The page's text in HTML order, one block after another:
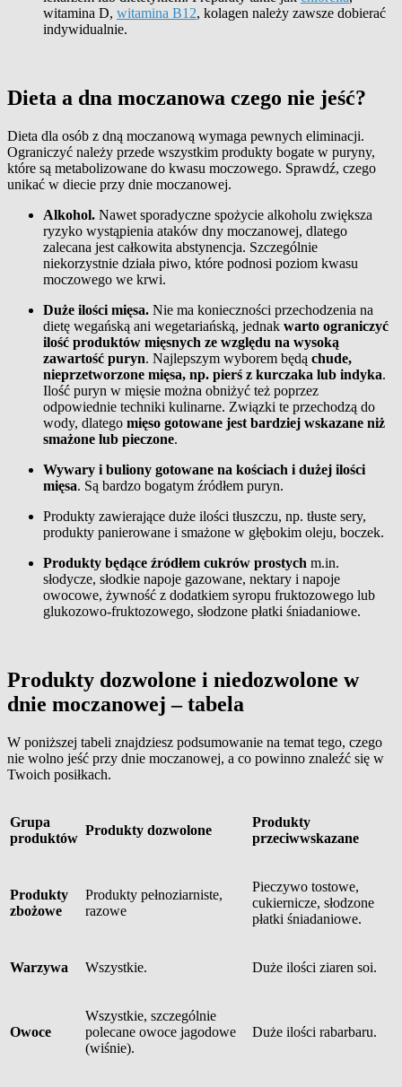
witamina D, witamina B12, kolagen należy zawsze dobierać
indywidualnie.
Dieta a dna moczanowa czego nie jeść?
Dieta dla osób z dną moczanową wymaga pewnych eliminacji.
Ograniczyć należy przede wszystkim produkty bogate w puryny,
które są metabolizowane do kwasu moczowego. Sprawdź, czego
unikać w diecie przy dnie moczanowej.
Alkohol. Nawet sporadyczne spożycie alkoholu zwiększa
ryzyko wystąpienia ataków dny moczanowej, dlatego
zalecana jest całkowita abstynencja. Szczególnie
niekorzystnie działa piwo, które podnosi poziom kwasu
moczowego we krwi.
Duże ilości mięsa. Nie ma konieczności przechodzenia na
dietę wegańską ani wegetariańską, jednak warto ograniczyć
ilość produktów mięsnych ze względu na wysoką
zawartość puryn. Najlepszym wyborem będą chude,
nieprzetworzone mięsa, np. pierś z kurczaka lub indyka.
Ilość puryn w mięsie można obniżyć też poprzez
odpowiednie techniki kulinarne. Związki te przechodzą do
wody, dlatego mięso gotowane jest bardziej wskazane niż
smażone lub pieczone.
Wywary i buliony gotowane na kościach i dużej ilości
mięsa. Są bardzo bogatym źródłem puryn.
Produkty zawierające duże ilości tłuszczu, np. tłuste sery,
produkty panierowane i smażone w głębokim oleju, boczek.
Produkty będące źródłem cukrów prostych m.in.
słodycze, słodkie napoje gazowane, nektary i napoje
owocowe, żywność z dodatkiem syropu fruktozowego lub
glukozowo-fruktozowego, słodzone płatki śniadaniowe.
Produkty dozwolone i niedozwolone w
dnie moczanowej – tabela
W poniższej tabeli znajdziesz podsumowanie na temat tego, czego
nie wolno jeść przy dnie moczanowej, a co powinno znaleźć się w
Twoich posiłkach.
Grupa
produktów
Produkty dozwolone
Produkty
przeciwwskazane
Produkty
zbożowe
Produkty pełnoziarniste,
razowe
Pieczywo tostowe,
cukiernicze, słodzone
płatki śniadaniowe.
Warzywa Wszystkie. Duże ilości ziaren soi.
Owoce
Wszystkie, szczególnie
polecane owoce jagodowe
(wiśnie).
Duże ilości rabarbaru.